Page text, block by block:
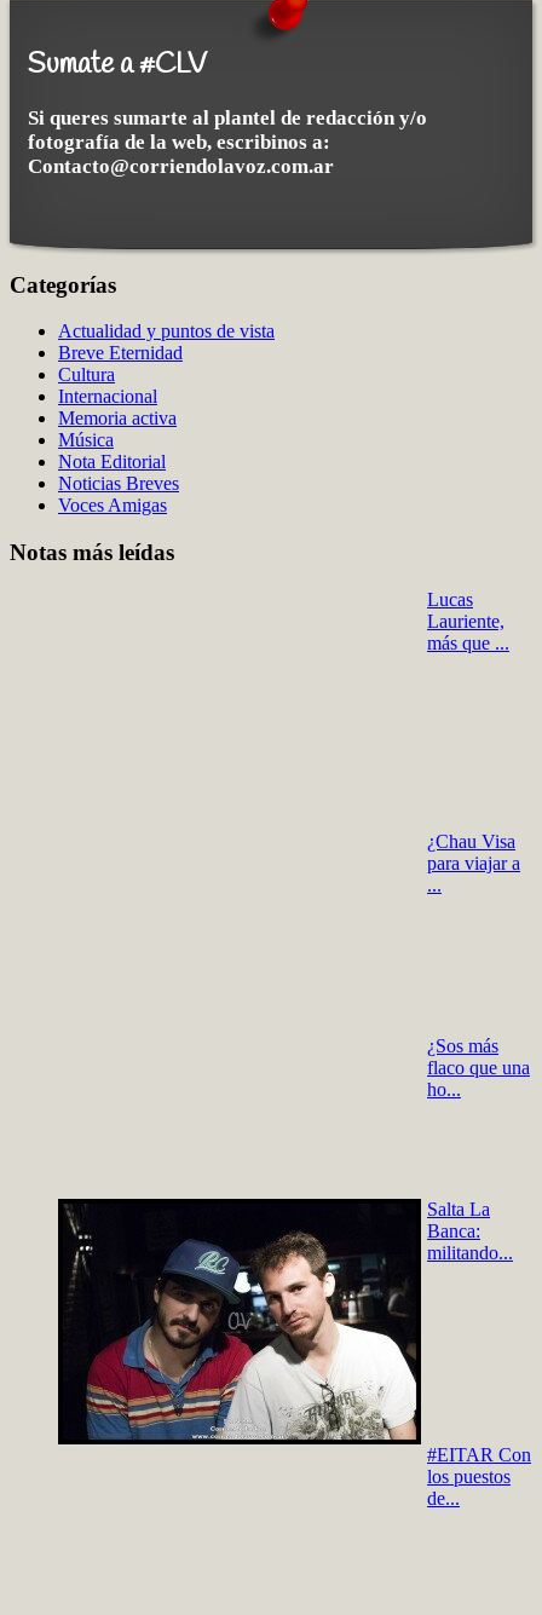
Sumate a #CLV
Si queres sumarte al plantel de redacción y/o
fotografía de la web, escribinos a:
Contacto@corriendolavoz.com.ar
Categorías
Actualidad y puntos de vista
Breve Eternidad
Cultura
Internacional
Memoria activa
Música
Nota Editorial
Noticias Breves
Voces Amigas
Notas más leídas
Lucas
Lauriente,
más que ...
¿Chau Visa
para viajar a
...
¿Sos más
flaco que una
ho...
Salta La
Banca:
militando...
#EITAR Con
los puestos
de...